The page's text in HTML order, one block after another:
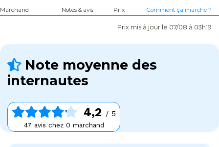
Marchand Notes & avis Prix Comment ça marche ?
Prix mis à jour le 07/08 à 03h19
Note moyenne des
internautes
4,2 / 5
47 avis chez 0 marchand